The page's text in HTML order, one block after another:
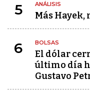
5 ANÁLISIS
Más Hayek,
6 BOLSAS
El dólar
último día
Gustavo